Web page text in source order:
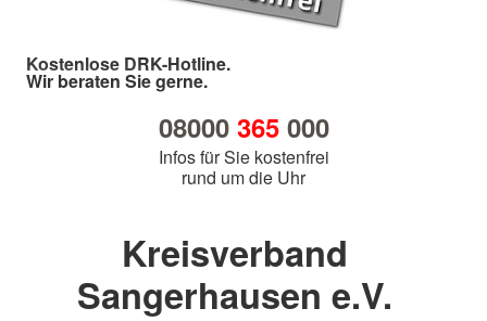
Kostenlose DRK-Hotline.
Wir beraten Sie gerne.
08000 365000
Infos für Sie kostenfrei
rund um die Uhr
Kreisverband
Sangerhausen e.V.